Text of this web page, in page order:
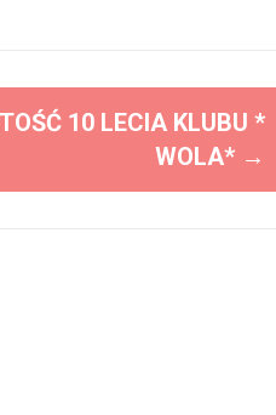
10 LECIA KLUBU *
WOLA* →